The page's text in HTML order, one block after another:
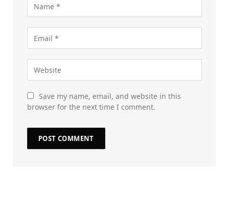
Save my name, email, and website in this
browser for the next time I comment.